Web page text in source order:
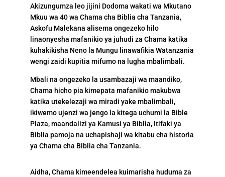
Akizungumza leo jijini Dodoma wakati wa Mkutano
Mkuu wa 40 wa Chama cha Biblia cha Tanzania,
Askofu Malekana alisema ongezeko hilo
linaonyesha mafanikio ya juhudi za Chama katika
kuhakikisha Neno la Mungu linawafikia Watanzania
wengi zaidi kupitia mifumo na lugha mbalimbali.
Mbali na ongezeko la usambazaji wa maandiko,
Chama hicho pia kimepata mafanikio makubwa
katika utekelezaji wa miradi yake mbalimbali,
ikiwemo ujenzi wa jengo la kitega uchumi la Bible
Plaza, maandalizi ya Kamusi ya Biblia, Itifaki ya
Biblia pamoja na uchapishaji wa kitabu cha historia
ya Chama cha Biblia cha Tanzania.
Aidha, Chama kimeendelea kuimarisha huduma za